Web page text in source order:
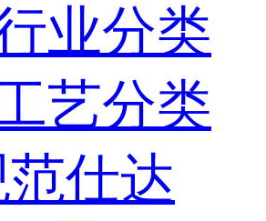
业分类
艺分类
仕达